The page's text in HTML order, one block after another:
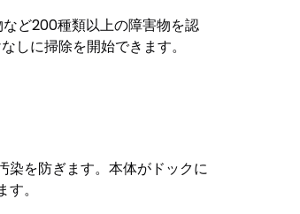
ど200種類以上の障害物を認
に掃除を開始できます。
染を防ぎます。本体がドックに
。